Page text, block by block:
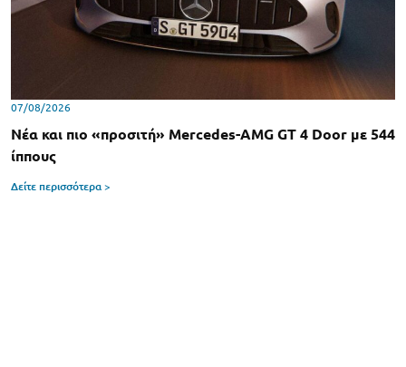
07/08/2026
Νέα και πιο «προσιτή» Mercedes-AMG GT 4 Door με 544
ίππους
Δείτε περισσότερα >